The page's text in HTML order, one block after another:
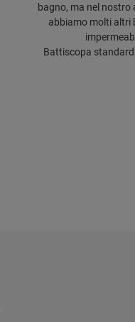
bagno, ma nel
abbiamo molti altri
Battiscopa